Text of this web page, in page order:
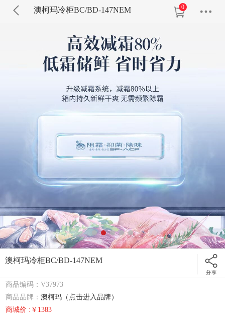
澳柯玛冷柜BC/BD-147NEM 0
澳柯玛冷柜BC/BD-147NEM
商品编码：V37973
商品品牌：澳柯玛（点击进入品牌）
商城价 :￥1383